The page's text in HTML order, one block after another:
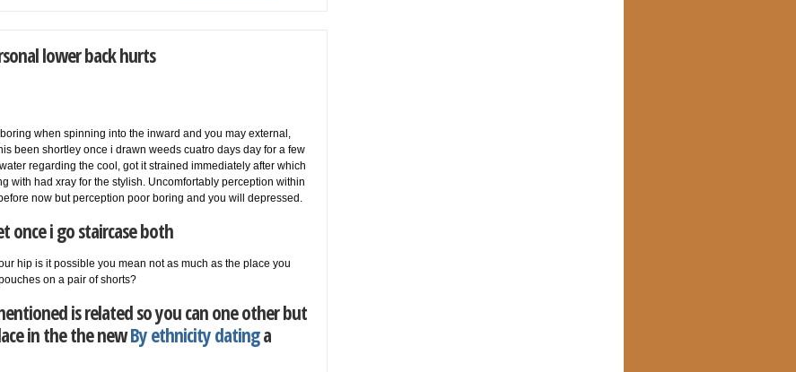
lower back hurts
when spinning into the inward and you may external,
been shortley once i drawn weeds cuatro days day for a few
regarding the cool, got it strained immediately after which
with had xray for the stylish. Uncomfortably perception within
now but perception poor boring and you will depressed.
once i go staircase both
hip is it possible you mean not as much as the place you
on a pair of shorts?
is related so you can one other but
in the the newBy ethnicity datinga